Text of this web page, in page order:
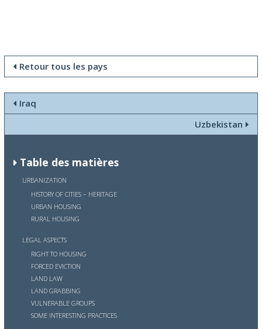
Retour tous les pays
Iraq
Uzbekistan
Table des matières
URBANIZATION
HISTORY OF CITIES – HERITAGE
URBAN HOUSING
RURAL HOUSING
LEGAL ASPECTS
RIGHT TO HOUSING
FORCED EVICTION
LAND LAW
LAND GRABBING
VULNERABLE GROUPS
SOME INTERESTING PRACTICES